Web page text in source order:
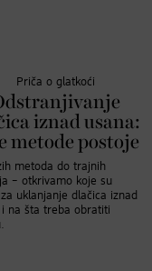
Priča o glatkoći
iznad usana:
metode postoje
metoda do trajnih
– otkrivamo koje su
uklanjanje dlačica iznad
i na šta treba obratiti